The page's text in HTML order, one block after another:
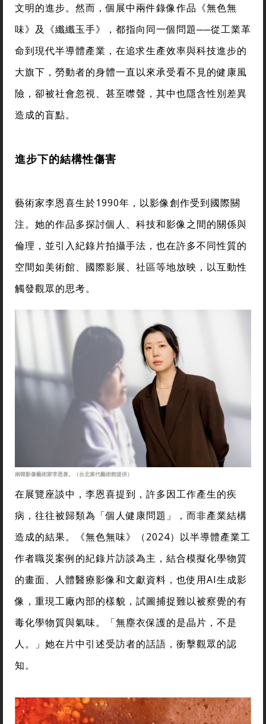
文明的進步。然而，個展中兩件錄像作品《無色無
味》及《纖纖玉手》，都指向同一個問題──從工業革
命到現代半導體產業，在追求生產效率與科技進步的
大旗下，勞動者的身體一直以來承受看不見的健康風
險，卻被社會忽視、甚至噤聲，其中也隱含性別差異
造成的盲點。
進步下的結構性傷害
藝術家李恩喜生於1990年，以影像創作受到國際關
注。她的作品多探討個人、科技和影像之間的關係與
倫理，並引入紀錄片拍攝手法，也在許多不同性質的
空間如美術館、國際影展、社區等地放映，以互動性
觸發觀眾的思考。
南韓影像藝術家李恩喜。（台北當代藝術館提供）
在展覽座談中，李恩喜提到，許多因工作產生的疾
病，往往被歸類為「個人健康問題」，而非產業結構
造成的結果。《無色無味》（2024）以半導體產業工
作者職災案例的紀錄片訪談為主，結合模擬化學物質
的畫面、人體醫療影像和文獻資料，也使用AI生成影
像，重現工廠內部的樣貌，試圖捕捉難以被察覺的有
毒化學物質與氣味。「無塵衣保護的是晶片，不是
人。」她在片中引述受訪者的話語，衝擊觀眾的認
知。